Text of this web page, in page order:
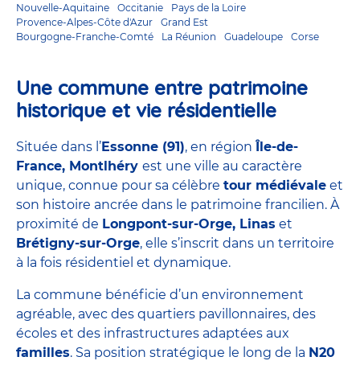
Nouvelle-Aquitaine
Occitanie
Pays de la Loire
Provence-Alpes-Côte d'Azur
Grand Est
Bourgogne-Franche-Comté
La Réunion Guadeloupe Corse
Une commune entre patrimoine
historique et vie résidentielle
Située dans l’Essonne (91), en régionÎle-de-
France, Montlhéry est une ville au caractère
unique, connue pour sa célèbre tour médiévale et
son histoire ancrée dans le patrimoine francilien. À
proximité de Longpont-sur-Orge, Linas et
Brétigny-sur-Orge, elle s’inscrit dans un territoire
à la fois résidentiel et dynamique.
La commune bénéficie d’un environnement
agréable, avec des quartiers pavillonnaires, des
écoles et des infrastructures adaptées aux
familles. Sa position stratégique le long de la N20